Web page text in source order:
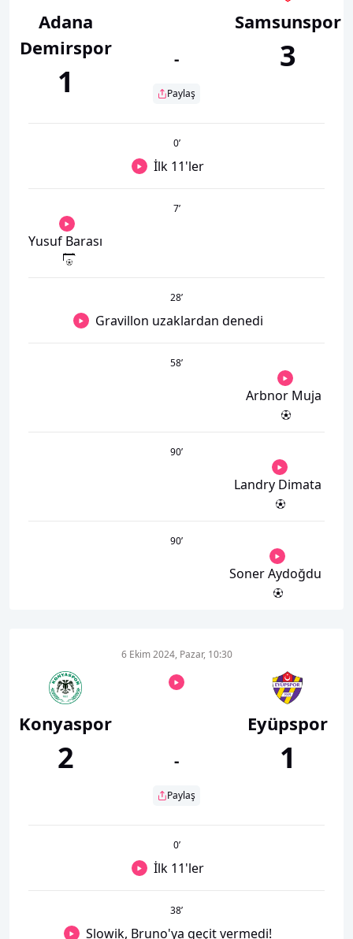
Adana
Demirspor
1
-
Paylaş
Samsunspor
3
0’
İlk 11'ler
7’
Yusuf Barası
28’
Gravillon uzaklardan denedi
58’
Arbnor Muja
90’
Landry Dimata
90’
Soner Aydoğdu
Konyaspor
2
6 Ekim 2024, Pazar, 10:30
-
Paylaş
Eyüpspor
1
0’
İlk 11'ler
38’
Slowik, Bruno'ya geçit vermedi!